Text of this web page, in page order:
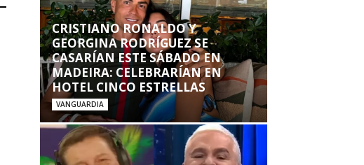
CRISTIANO RONALDO Y
GEORGINA RODRÍGUEZ SE
CASARÍAN ESTE SÁBADO EN
MADEIRA: CELEBRARÍAN EN
HOTEL CINCO ESTRELLAS
VANGUARDIA